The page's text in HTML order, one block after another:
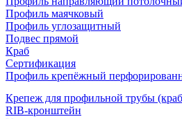
Профиль маячковый
Профиль углозащитный
Подвес прямой
Краб
Сертификация
Профиль крепёжный
Крепеж для профильной трубы
RIB-кронштейн